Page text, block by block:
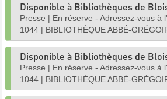
Disponible à Bibliothèques de
Presse | En réserve - Adressez-vous à
1044 | BIBLIOTHÈQUE ABBÉ-
Disponible à Bibliothèques de
Presse | En réserve - Adressez-vous à
1044 | BIBLIOTHÈQUE ABBÉ-